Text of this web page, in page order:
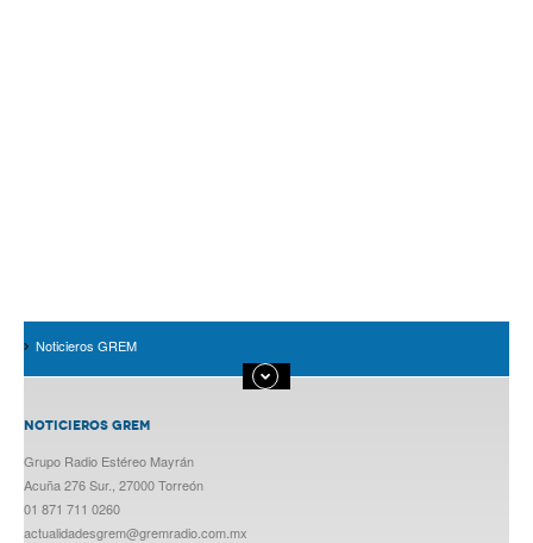
Noticieros GREM
NOTICIEROS GREM
Grupo Radio Estéreo Mayrán
Acuña 276 Sur., 27000 Torreón
01 871 711 0260
actualidadesgrem@gremradio.com.mx